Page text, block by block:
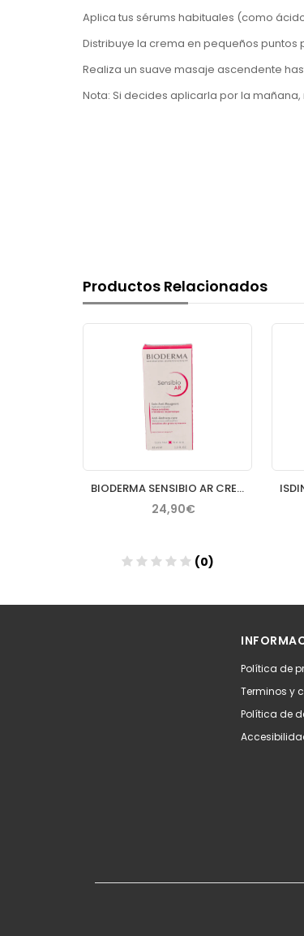
Aplica tus sérums habituales (como
Distribuye la crema en pequeños puntos
Realiza un suave masaje ascendente
Nota: Si decides aplicarla por la
Productos Relacionados
BIODERMA SENSIBIO AR CREMA 40 ML
24,90€
(0)
Política de
Terminos y
Política de